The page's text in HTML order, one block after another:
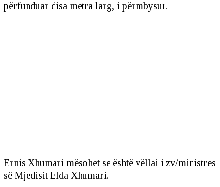
përfunduar disa metra larg, i përmbysur.
Ernis Xhumari mësohet se është vëllai i zv/ministres
së Mjedisit Elda Xhumari.